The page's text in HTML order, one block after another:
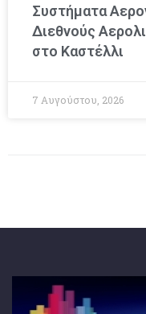
Συστήματα
Διεθνούς
στο Καστέλλι
7 Αυγούστου, 2026